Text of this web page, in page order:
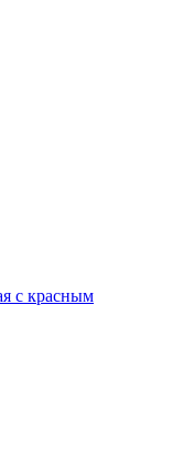
с красным